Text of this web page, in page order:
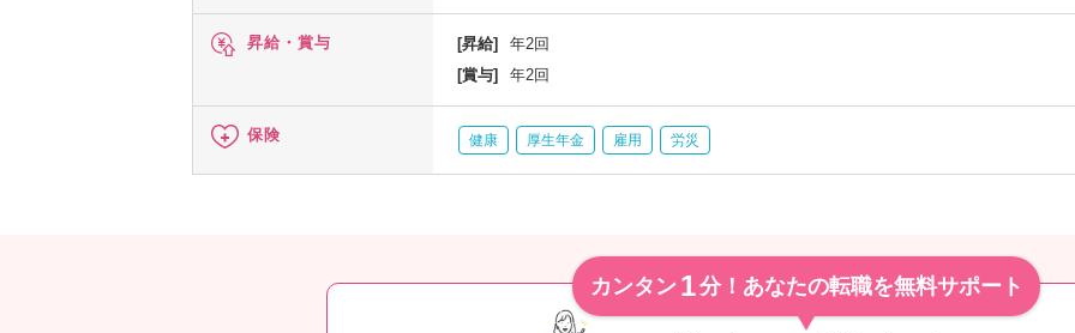
昇給・賞与 [昇給]
年2回
[賞与]
年2回
保険 健康 厚生年金 雇用 労災
カンタン 1分！あなたの転職を無料サポート